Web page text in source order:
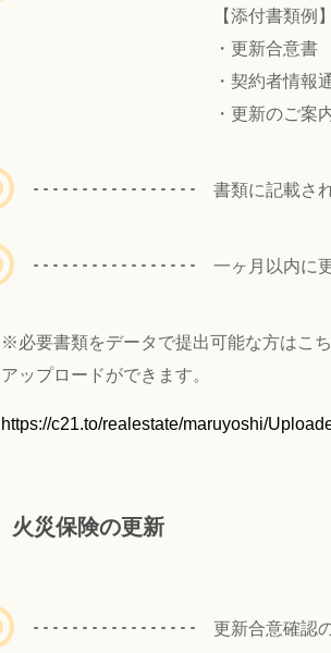
【添付書類例】
・更
・契約者情
・更
書類に記載さ
一ヶ月以内に
※必要書類をデータで提出可能な方はこ
アップロードができます。
https://c21.to/realestate/maruyoshi/
火災保険の更新
更新合意確認